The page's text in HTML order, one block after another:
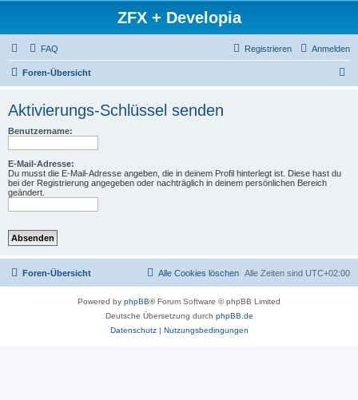
ZFX + Developia
FAQ Anmelden
Registrieren
Foren-Übersicht
Aktivierungs-Schlüssel senden
Benutzername:
E-Mail-Adresse:
Du musst die E-Mail-Adresse angeben, die in deinem Profil hinterlegt ist. Diese hast du
bei der Registrierung angegeben oder nachträglich in deinem persönlichen Bereich
geändert.
Foren-Übersicht Alle Zeiten sind UTC+02:00
Alle Cookies löschen
Powered by phpBB® Forum Software © phpBB Limited
Deutsche Übersetzung durch phpBB.de
Datenschutz| Nutzungsbedingungen